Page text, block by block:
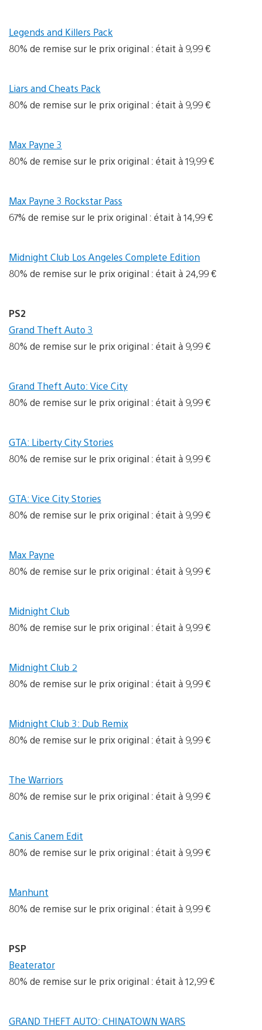
Legends and Killers Pack
80% de remise sur le prix original : était à 9,99 €
Liars and Cheats Pack
80% de remise sur le prix original : était à 9,99 €
Max Payne 3
80% de remise sur le prix original : était à 19,99 €
Max Payne 3 Rockstar Pass
67% de remise sur le prix original : était à 14,99 €
Midnight Club Los Angeles Complete Edition
80% de remise sur le prix original : était à 24,99 €
PS2
Grand Theft Auto 3
80% de remise sur le prix original : était à 9,99 €
Grand Theft Auto: Vice City
80% de remise sur le prix original : était à 9,99 €
GTA: Liberty City Stories
80% de remise sur le prix original : était à 9,99 €
GTA: Vice City Stories
80% de remise sur le prix original : était à 9,99 €
Max Payne
80% de remise sur le prix original : était à 9,99 €
Midnight Club
80% de remise sur le prix original : était à 9,99 €
Midnight Club 2
80% de remise sur le prix original : était à 9,99 €
Midnight Club 3: Dub Remix
80% de remise sur le prix original : était à 9,99 €
The Warriors
80% de remise sur le prix original : était à 9,99 €
Canis Canem Edit
80% de remise sur le prix original : était à 9,99 €
Manhunt
80% de remise sur le prix original : était à 9,99 €
PSP
Beaterator
80% de remise sur le prix original : était à 12,99 €
GRAND THEFT AUTO: CHINATOWN WARS